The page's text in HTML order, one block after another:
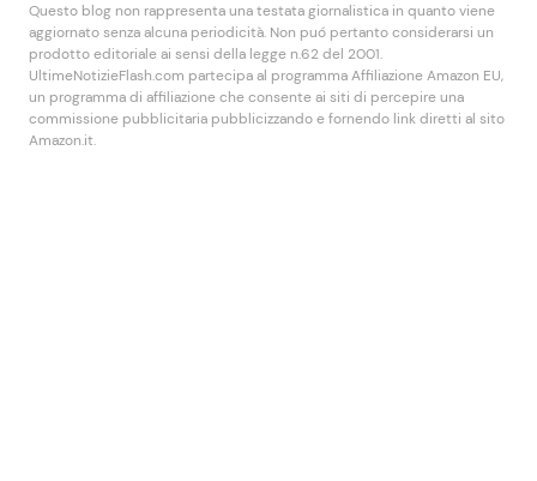
Questo blog non rappresenta una testata giornalistica in quanto viene
aggiornato senza alcuna periodicità. Non puó pertanto considerarsi un
prodotto editoriale ai sensi della legge n.62 del 2001.
UltimeNotizieFlash.com partecipa al programma Affiliazione Amazon EU,
un programma di affiliazione che consente ai siti di percepire una
commissione pubblicitaria pubblicizzando e fornendo link diretti al sito
Amazon.it.